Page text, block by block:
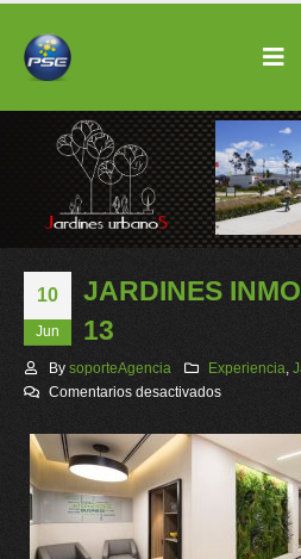
10
Jun
JARDINES
13
By soporteAgencia Experiencia ,
Comentarios desactivadosen
13